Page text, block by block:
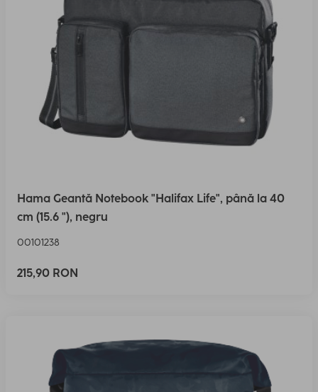
Hama Geantă Notebook "Halifax Life", până la 40
cm (15.6 "), negru
00101238
215,90 RON